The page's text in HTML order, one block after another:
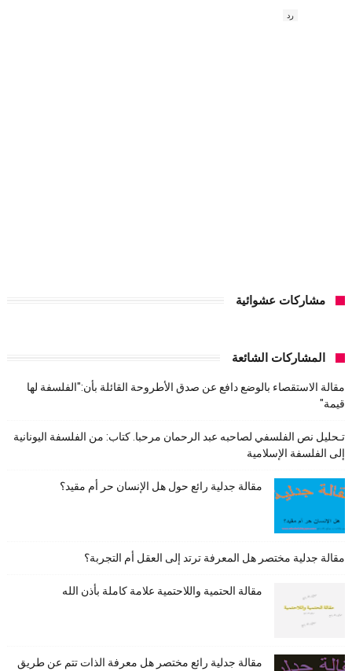
رد
مشاركات عشوائية
المشاركات الشائعة
مقالة الاستقصاء بالوضع دافع عن صدق الأطروحة القائلة بأن:"الفلسفة لها
قيمة"
تـحليل نص الفلسفي لصاحبه عبد الرحمان مرحبا. كتاب: من الفلسفة اليونانية
إلى الفلسفة الإسلامية
مقالة جدلية رائع حول هل الإنسان حر أم مقيد؟
مقالة جدلية مختصر هل المعرفة ترتد إلى العقل أم التجربة؟
مقالة الحتمية واللاحتمية علامة كاملة بأذن الله
مقالة جدلية رائع مختصر هل معرفة الذات تتم عن طريق